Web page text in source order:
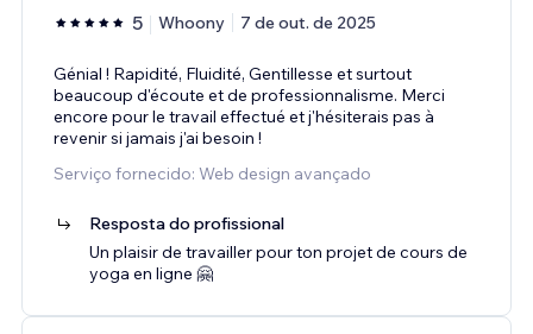
5 Whoony 7 de out. de 2025
Génial ! Rapidité, Fluidité, Gentillesse et surtout
beaucoup d'écoute et de professionnalisme. Merci
encore pour le travail effectué et j'hésiterais pas à
revenir si jamais j'ai besoin !
Serviço fornecido: Web design avançado
Resposta do profissional
Un plaisir de travailler pour ton projet de cours de
yoga en ligne 🤗